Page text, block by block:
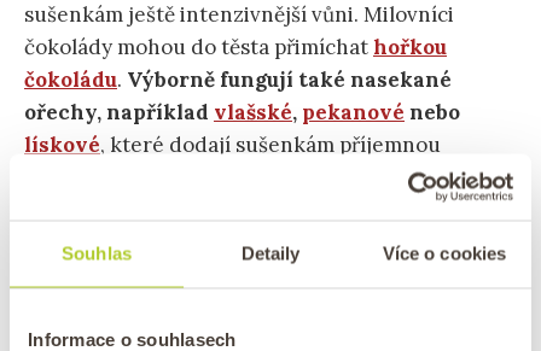
Souhlas Detaily Více o cookies
Informace o souhlasech
sušenkám ještě intenzivnější vůni. Milovníci
čokolády mohou do těsta přimíchathořkou
čokoládu. Výborně fungují také nasekané
ořechy, například vlašské, pekanové nebo
lískové, které dodají sušenkám příjemnou
křupavost. Pokud chcete svěžejší variantu,
přidejte trochu nastrouhané pomerančové nebo
citronové kůry.